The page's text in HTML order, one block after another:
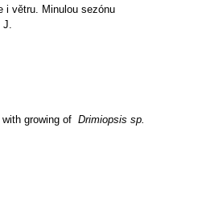
i větru. Minulou sezónu
J.
growing of Drimiopsis sp.